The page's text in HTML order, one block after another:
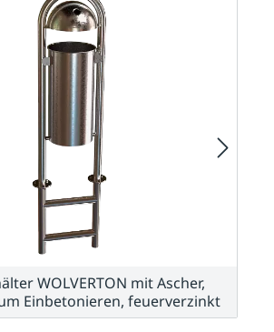
WOLVERTON mit Ascher,
Einbetonieren, feuerverzinkt